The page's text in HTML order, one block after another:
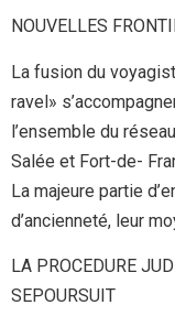
NOUVELLES
La fusion du
ravel»
l’ensemble du
Salée et Fort-de-
La majeure partie
d’ancienneté, leur
LA PROCEDURE
SEPOURSUIT